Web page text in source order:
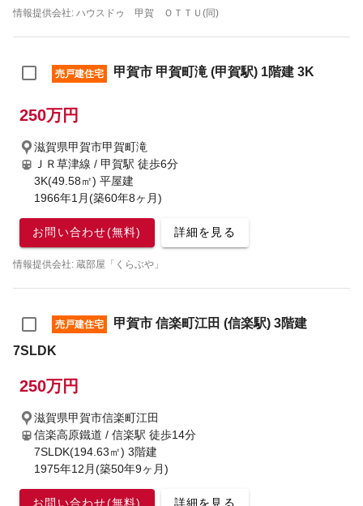
情報提供会社: ハウスドゥ 甲賀 ＯＴＴＵ(同)
売戸建住宅 甲賀市 甲賀町滝 (甲賀駅) 1階建 3K
250万円
滋賀県甲賀市甲賀町滝
ＪＲ草津線 / 甲賀駅 徒歩6分
3K(49.58㎡) 平屋建
1966年1月(築60年8ヶ月)
お問い合わせ(無料) 詳細を見る
情報提供会社: 蔵部屋「くらぶや」
売戸建住宅
甲賀市 信楽町江田 (信楽駅) 3階建
7SLDK
250万円
滋賀県甲賀市信楽町江田
信楽高原鐵道 / 信楽駅 徒歩14分
7SLDK(194.63㎡) 3階建
1975年12月(築50年9ヶ月)
お問い合わせ(無料) 詳細を見る